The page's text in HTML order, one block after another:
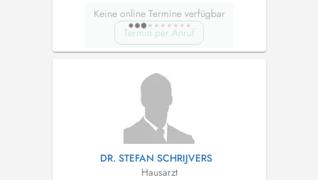
Keine online Termine verfügbar
Termin per Anruf
DR. STEFAN SCHRIJVERS
Hausarzt